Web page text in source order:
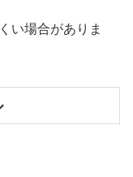
い場合がありま